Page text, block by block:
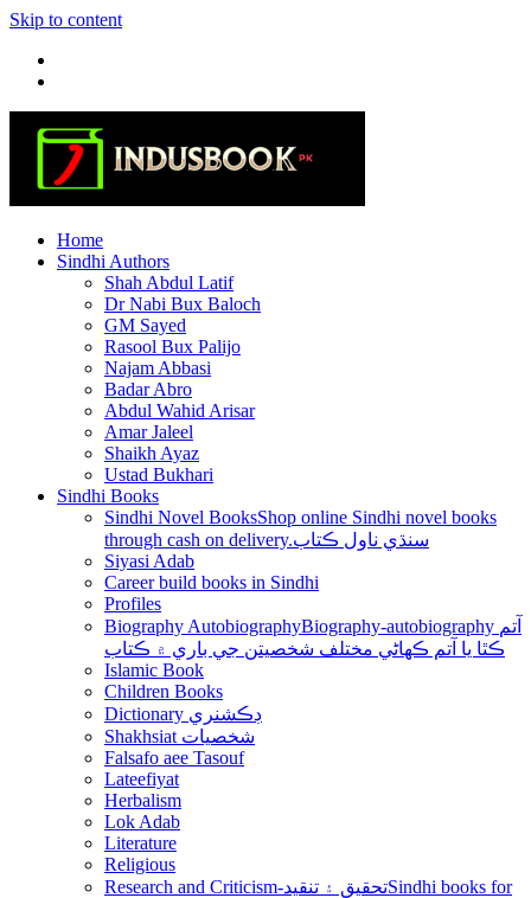
Skip to content
Home
Sindhi Authors
Shah Abdul Latif
Dr Nabi Bux Baloch
GM Sayed
Rasool Bux Palijo
Najam Abbasi
Badar Abro
Abdul Wahid Arisar
Amar Jaleel
Shaikh Ayaz
Ustad Bukhari
Sindhi Books
Sindhi Novel BooksShop online Sindhi novel books
through cash on delivery.سنڌي ناول ڪتاب
Siyasi Adab
Career build books in Sindhi
Profiles
Biography AutobiographyBiography-autobiography آتم
ڪٿا يا آتم ڪھاڻي مختلف شخصيتن جي باري ۾ ڪتاب
Islamic Book
Children Books
Dictionary ڊڪشنري
Shakhsiat شخصيات
Falsafo aee Tasouf
Lateefiyat
Herbalism
Lok Adab
Literature
Religious
Research and Criticism-تحقيق ۽ تنقيدSindhi books for